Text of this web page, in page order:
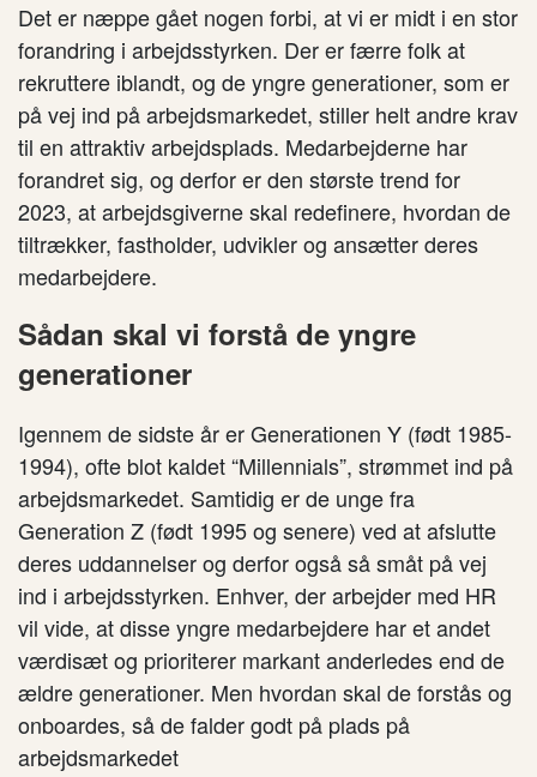
Det er næppe gået nogen forbi, at vi er midt i en stor
forandring i arbejdsstyrken. Der er færre folk at
rekruttere iblandt, og de yngre generationer, som er
på vej ind på arbejdsmarkedet, stiller helt andre krav
til en attraktiv arbejdsplads. Medarbejderne har
forandret sig, og derfor er den største trend for
2023, at arbejdsgiverne skal redefinere, hvordan de
tiltrækker, fastholder, udvikler og ansætter deres
medarbejdere.
Sådan skal vi forstå de yngre
generationer
Igennem de sidste år er Generationen Y (født 1985-
1994), ofte blot kaldet “Millennials”, strømmet ind på
arbejdsmarkedet. Samtidig er de unge fra
Generation Z (født 1995 og senere) ved at afslutte
deres uddannelser og derfor også så småt på vej
ind i arbejdsstyrken. Enhver, der arbejder med HR
vil vide, at disse yngre medarbejdere har et andet
værdisæt og prioriterer markant anderledes end de
ældre generationer. Men hvordan skal de forstås og
onboardes, så de falder godt på plads på
arbejdsmarkedet